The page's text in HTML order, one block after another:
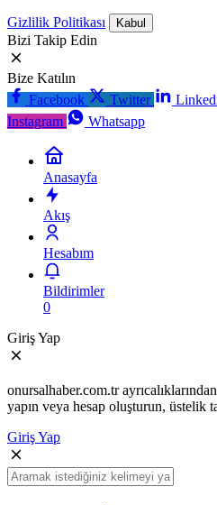
Gizlilik Politikası Kabul
Bizi Takip Edin
Bize Katılın
Facebook
Twitter
Instagram
Whatsapp
Anasayfa
Akış
Hesabım
Bildirimler
0
Giriş Yap
onursalhaber.com.tr
yapın veya hesap oluşturun, üstelik
Giriş Yap